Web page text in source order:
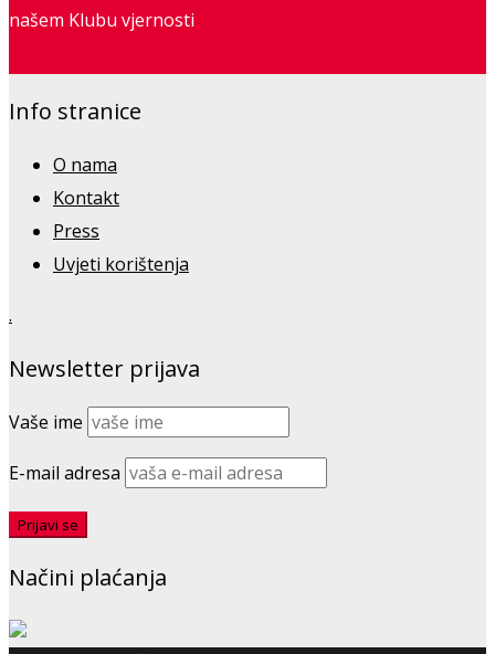
našem Klubu vjernosti
Info stranice
O nama
Kontakt
Press
Uvjeti korištenja
.
Newsletter prijava
Vaše ime
E-mail adresa
Načini plaćanja